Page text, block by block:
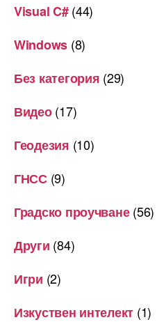
Visual C#(44)
Windows (8)
Без категория (29)
Видео(17)
Геодезия (10)
ГНСС(9)
Градско проучване(56)
Други (84)
Игри (2)
Изкуствен интелект (1)